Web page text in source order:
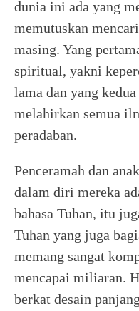
dunia ini ada yang
memutuskan
masing. Yang
spiritual, yakni
lama dan yang
melahirkan semua
peradaban.
Penceramah dan
dalam diri mereka
bahasa Tuhan, itu
Tuhan yang juga
memang sangat
mencapai miliaran.
berkat desain